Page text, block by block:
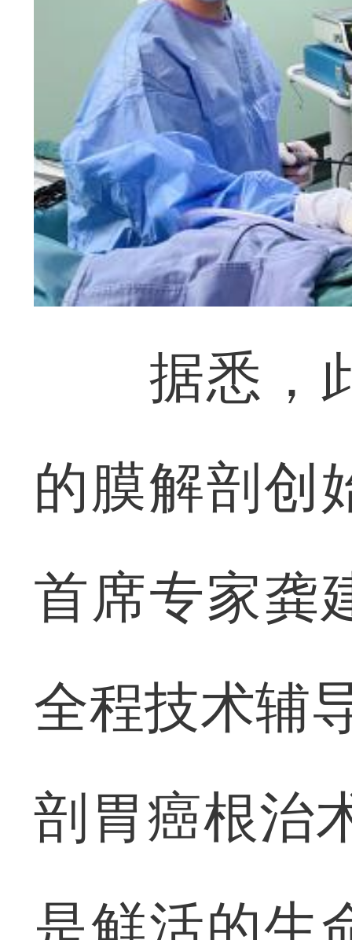
据悉，此
的膜解剖创
首席专家龚
全程技术辅
剖胃癌根治